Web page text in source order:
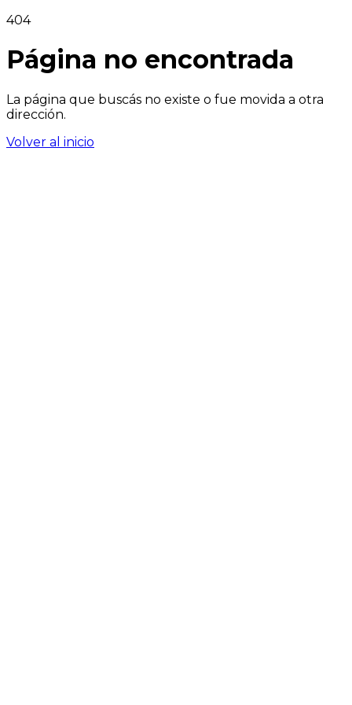
404
Página no encontrada
La página que buscás no existe o fue movida a otra
dirección.
Volver al inicio